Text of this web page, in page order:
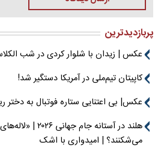
پربازدیدترین
عکس | زیدان با شلوار کردی در شب
کاپیتان تیم‌ملی در آمریکا دستگیر شد!
عکس| بی اعتنایی ستاره فوتبال به دختر
هلند در آستانه
می‌شکنند؟ | امیدواری با اشک